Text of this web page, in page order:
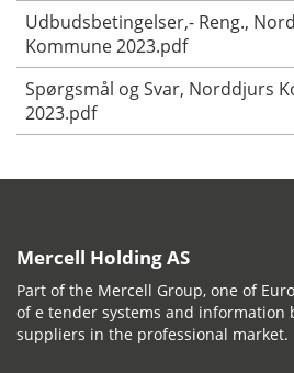
Udbudsbetingelser,- Reng.,
Kommune 2023.pdf
Spørgsmål og Svar, Norddjurs
2023.pdf
Mercell Holding AS
Part of the Mercell Group, one of
of e tender systems and information
suppliers in the professional market.